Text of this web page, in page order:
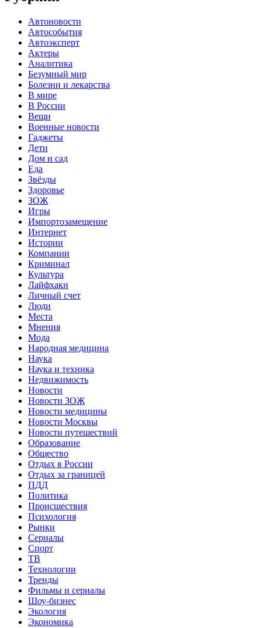
Автоновости
Автособытия
Автоэксперт
Актеры
Аналитика
Безумный мир
Болезни и лекарства
В мире
В России
Вещи
Военные новости
Гаджеты
Дети
Дом и сад
Еда
Звёзды
Здоровье
ЗОЖ
Игры
Импортозамещение
Интернет
Истории
Компании
Криминал
Культура
Лайфхаки
Личный счет
Люди
Места
Мнения
Мода
Народная медицина
Наука
Наука и техника
Недвижимость
Новости
Новости ЗОЖ
Новости медицины
Новости Москвы
Новости путешествий
Образование
Общество
Отдых в России
Отдых за границей
ПДД
Политика
Происшествия
Психология
Рынки
Сериалы
Спорт
ТВ
Технологии
Тренды
Фильмы и сериалы
Шоу-бизнес
Экология
Экономика